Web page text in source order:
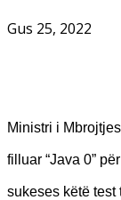
Gus 25, 2022
Ministri i
filluar “Java 0”
sukeses këtë test